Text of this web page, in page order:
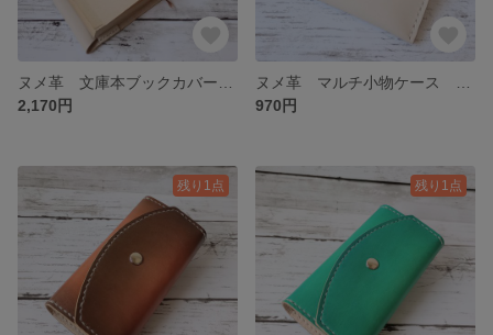
2,170円
970円
残り1点 残り1点